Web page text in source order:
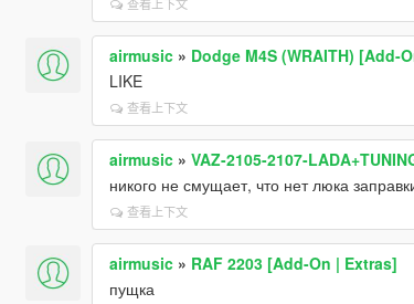
airmusic» Dodge M4S (WRAITH) [Add-
LIKE
查看上下文
airmusic» VAZ-2105-2107-
никого не смущает, что нет люка
查看上下文
airmusic» RAF 2203 [Add-On | Extras]
пущка